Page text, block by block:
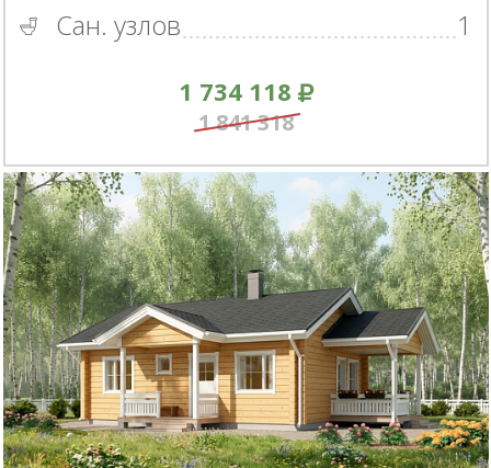
Сан. узлов
1
1 734 118
1 841 318